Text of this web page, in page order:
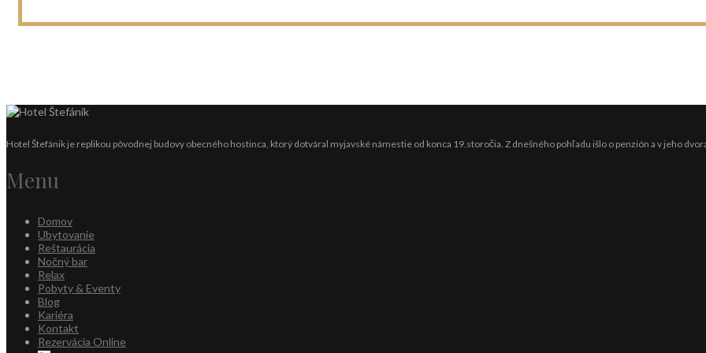
Hotel Štefánik je replikou pôvodnej budovy obecného hostinca, ktorý dotváral myjavské námestie od konca 19.storočia. Z dnešného pohľadu išlo o penzión a v jeho
Menu
Domov
Ubytovanie
Reštaurácia
Nočný bar
Relax
Pobyty & Eventy
Blog
Kariéra
Kontakt
Rezervácia Online